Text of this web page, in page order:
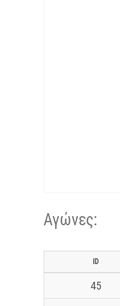
Αγώνες:
ID
45